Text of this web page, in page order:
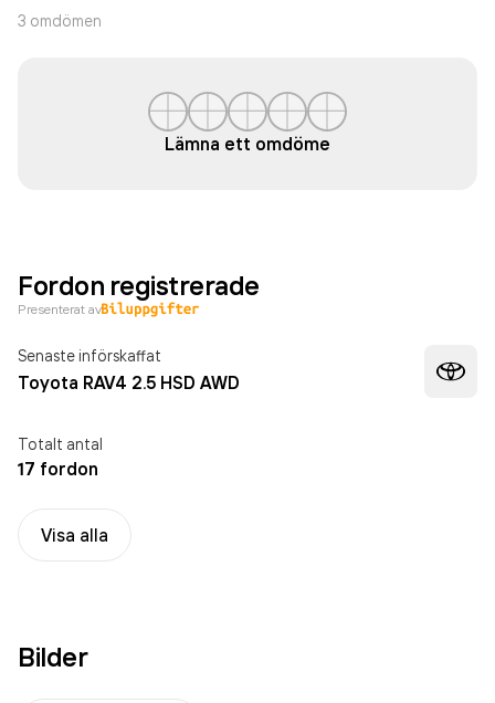
3 omdömen
Lämna ett omdöme
Fordon registrerade
Presenterat av
Senaste införskaffat
Toyota RAV4 2.5 HSD AWD
Totalt antal
17 fordon
Visa alla
Bilder